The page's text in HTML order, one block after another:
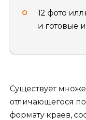
12 фото
и готовые
Существует
отличающегося
формату краев,